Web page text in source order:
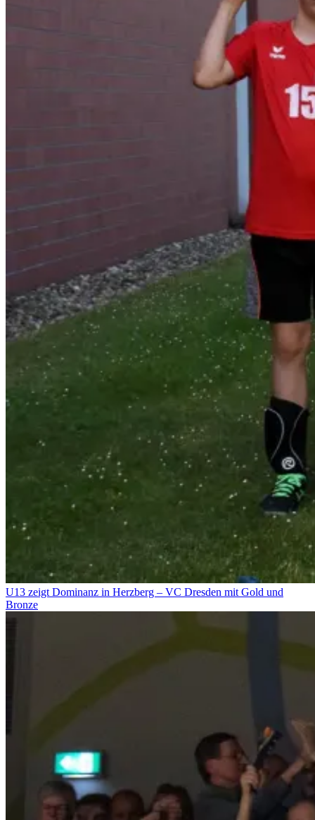
U13 zeigt Dominanz in Herzberg – VC Dresden mit Gold und
Bronze